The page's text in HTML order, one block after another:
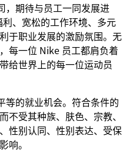
，期待与员工一同发展进
、宽松的工作环境、多元
于职业发展的激励氛围。无
每一位 Nike 员工都肩负着
给世界上的每一位运动员
等的就业机会。符合条件的
不受其种族、肤色、宗教、
性别认同、性别表达、受保
响。